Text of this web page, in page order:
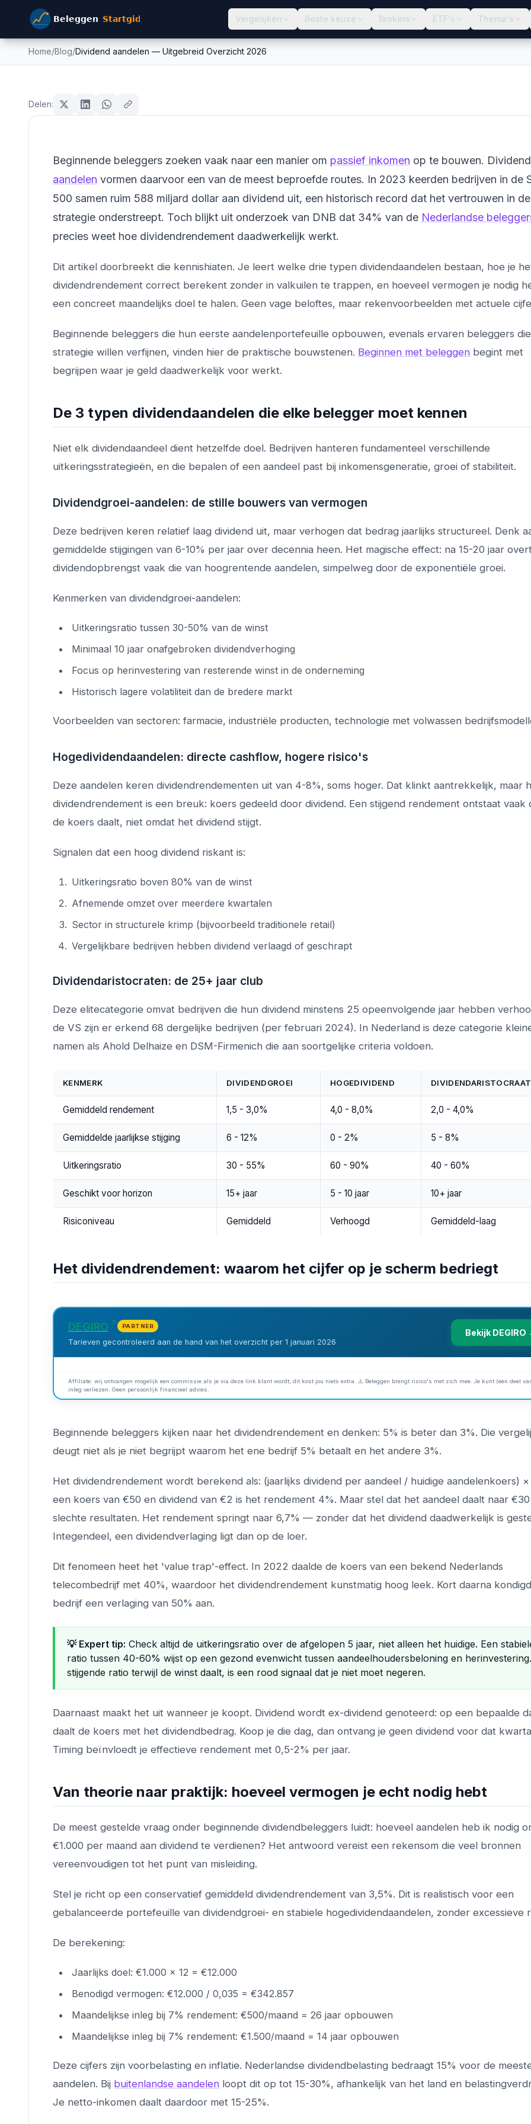
Vergelijken Beste keuze Brokers ETF's Thema's
Home/Blog/Dividend aandelen — Uitgebreid Overzicht 2026
2026
Delen:
Beginnende beleggers zoeken vaak naar een manier om passief inkomen op te bouwen. Dividend
aandelen vormen daarvoor een van de meest beproefde routes. In 2023 keerden bedrijven in de
500 samen ruim 588 miljard dollar aan dividend uit, een historisch record dat het vertrouwen in
strategie onderstreept. Toch blijkt uit onderzoek van DNB dat 34% van de Nederlandse
precies weet hoe dividendrendement daadwerkelijk werkt.
Dit artikel doorbreekt die kennishiaten. Je leert welke drie typen dividendaandelen bestaan, hoe je
dividendrendement correct berekent zonder in valkuilen te trappen, en hoeveel vermogen je nodig
een concreet maandelijks doel te halen. Geen vage beloftes, maar rekenvoorbeelden met actuele
Beginnende beleggers die hun eerste aandelenportefeuille opbouwen, evenals ervaren beleggers
strategie willen verfijnen, vinden hier de praktische bouwstenen. Beginnen met beleggen begint met
begrijpen waar je geld daadwerkelijk voor werkt.
De 3 typen dividendaandelen die elke belegger moet kennen
Niet elk dividendaandeel dient hetzelfde doel. Bedrijven hanteren fundamenteel verschillende
uitkeringsstrategieën, en die bepalen of een aandeel past bij inkomensgeneratie, groei of stabiliteit.
Dividendgroei-aandelen: de stille bouwers van vermogen
Deze bedrijven keren relatief laag dividend uit, maar verhogen dat bedrag jaarlijks structureel. Denk
gemiddelde stijgingen van 6-10% per jaar over decennia heen. Het magische effect: na 15-20 jaar
dividendopbrengst vaak die van hoogrentende aandelen, simpelweg door de exponentiële groei.
Kenmerken van dividendgroei-aandelen:
Uitkeringsratio tussen 30-50% van de winst
Minimaal 10 jaar onafgebroken dividendverhoging
Focus op herinvestering van resterende winst in de onderneming
Historisch lagere volatiliteit dan de bredere markt
Voorbeelden van sectoren: farmacie, industriële producten, technologie met volwassen
Hogedividendaandelen: directe cashflow, hogere risico's
Deze aandelen keren dividendrendementen uit van 4-8%, soms hoger. Dat klinkt aantrekkelijk, maar
dividendrendement is een breuk: koers gedeeld door dividend. Een stijgend rendement ontstaat vaak
de koers daalt, niet omdat het dividend stijgt.
Signalen dat een hoog dividend riskant is:
Uitkeringsratio boven 80% van de winst
Afnemende omzet over meerdere kwartalen
Sector in structurele krimp (bijvoorbeeld traditionele retail)
Vergelijkbare bedrijven hebben dividend verlaagd of geschrapt
Dividendaristocraten: de 25+ jaar club
Deze elitecategorie omvat bedrijven die hun dividend minstens 25 opeenvolgende jaar hebben
de VS zijn er erkend 68 dergelijke bedrijven (per februari 2024). In Nederland is deze categorie
namen als Ahold Delhaize en DSM-Firmenich die aan soortgelijke criteria voldoen.
KENMERK DIVIDENDGROEI HOGEDIVIDEND DIVIDENDARISTOCRAAT
Gemiddeld rendement 1,5 - 3,0% 4,0 - 8,0% 2,0 - 4,0%
Gemiddelde jaarlijkse stijging 6 - 12% 0 - 2% 5 - 8%
Uitkeringsratio 30 - 55% 60 - 90% 40 - 60%
Geschikt voor horizon 15+ jaar 5 - 10 jaar 10+ jaar
Risiconiveau Gemiddeld Verhoogd Gemiddeld-laag
Het dividendrendement: waarom het cijfer op je scherm bedriegt
DEGIRO PARTNER
Tarieven gecontroleerd aan de hand van het overzicht per 1 januari 2026
Bekijk DEGIRO
Affiliate: wij ontvangen mogelijk een commissie als je via deze link klant wordt; dit kost jou niets extra. ⚠️ Beleggen brengt risico's met zich mee. Je kunt (een deel
inleg verliezen. Geen persoonlijk financieel advies.
Beginnende beleggers kijken naar het dividendrendement en denken: 5% is beter dan 3%. Die
deugt niet als je niet begrijpt waarom het ene bedrijf 5% betaalt en het andere 3%.
Het dividendrendement wordt berekend als: (jaarlijks dividend per aandeel / huidige aandelenkoers) ×
een koers van €50 en dividend van €2 is het rendement 4%. Maar stel dat het aandeel daalt naar
slechte resultaten. Het rendement springt naar 6,7% — zonder dat het dividend daadwerkelijk is
Integendeel, een dividendverlaging ligt dan op de loer.
Dit fenomeen heet het 'value trap'-effect. In 2022 daalde de koers van een bekend Nederlands
telecombedrijf met 40%, waardoor het dividendrendement kunstmatig hoog leek. Kort daarna
bedrijf een verlaging van 50% aan.
💡 Expert tip: Check altijd de uitkeringsratio over de afgelopen 5 jaar, niet alleen het huidige. Een
ratio tussen 40-60% wijst op een gezond evenwicht tussen aandeelhoudersbeloning en
stijgende ratio terwijl de winst daalt, is een rood signaal dat je niet moet negeren.
Daarnaast maakt het uit wanneer je koopt. Dividend wordt ex-dividend genoteerd: op een bepaalde
daalt de koers met het dividendbedrag. Koop je die dag, dan ontvang je geen dividend voor dat
Timing beïnvloedt je effectieve rendement met 0,5-2% per jaar.
Van theorie naar praktijk: hoeveel vermogen je echt nodig hebt
De meest gestelde vraag onder beginnende dividendbeleggers luidt: hoeveel aandelen heb ik nodig
€1.000 per maand aan dividend te verdienen? Het antwoord vereist een rekensom die veel bronnen
vereenvoudigen tot het punt van misleiding.
Stel je richt op een conservatief gemiddeld dividendrendement van 3,5%. Dit is realistisch voor een
gebalanceerde portefeuille van dividendgroei- en stabiele hogedividendaandelen, zonder excessieve
De berekening:
Jaarlijks doel: €1.000 × 12 = €12.000
Benodigd vermogen: €12.000 / 0,035 = €342.857
Maandelijkse inleg bij 7% rendement: €500/maand = 26 jaar opbouwen
Maandelijkse inleg bij 7% rendement: €1.500/maand = 14 jaar opbouwen
Deze cijfers zijn voorbelasting en inflatie. Nederlandse dividendbelasting bedraagt 15% voor de
aandelen. Bij buitenlandse aandelen loopt dit op tot 15-30%, afhankelijk van het land en
Je netto-inkomen daalt daardoor met 15-25%.